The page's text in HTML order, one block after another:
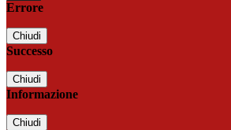
Errore
Chiudi
Successo
Chiudi
Informazione
Chiudi